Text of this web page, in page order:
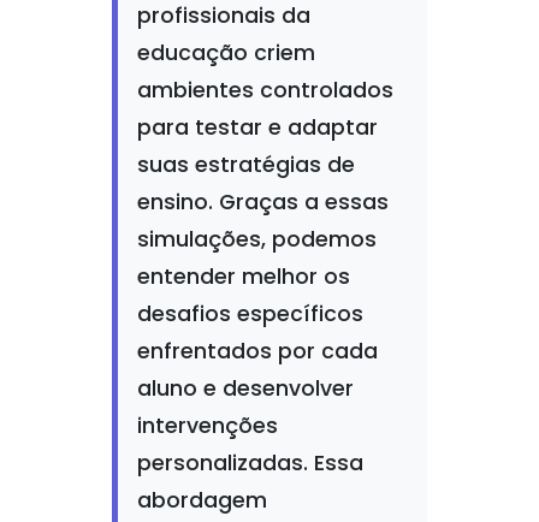
profissionais da
educação criem
ambientes controlados
para testar e adaptar
suas estratégias de
ensino. Graças a essas
simulações, podemos
entender melhor os
desafios específicos
enfrentados por cada
aluno e desenvolver
intervenções
personalizadas. Essa
abordagem